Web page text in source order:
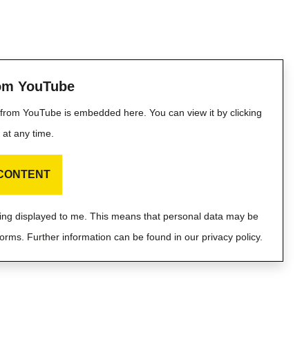
YouTube
YouTube is embedded here. You can view it by clicking
any time.
displayed to me. This means that personal data may be
Further information can be found in our privacy policy.